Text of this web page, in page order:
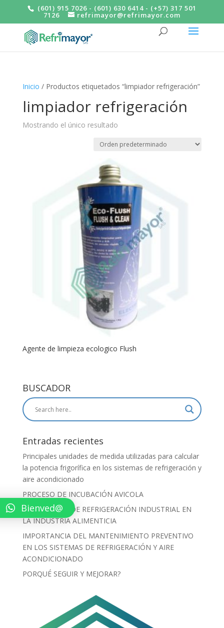
(601) 915 7026 - (601) 630 6414 - (+57) 317 501
7126 refrimayor@refrimayor.com
Inicio / Productos etiquetados “limpiador refrigeración”
limpiador refrigeración
Mostrando el único resultado
Agente de limpieza ecologico Flush
BUSCADOR
Entradas recientes
Principales unidades de medida utilizadas para calcular
la potencia frigorífica en los sistemas de refrigeración y
aire acondicionado
PROCESO DE INCUBACIÓN AVICOLA
LOS EQUIPOS DE REFRIGERACIÓN INDUSTRIAL EN
LA INDUSTRIA ALIMENTICIA
IMPORTANCIA DEL MANTENIMIENTO PREVENTIVO
EN LOS SISTEMAS DE REFRIGERACIÓN Y AIRE
ACONDICIONADO
PORQUÉ SEGUIR Y MEJORAR?
Bienved@